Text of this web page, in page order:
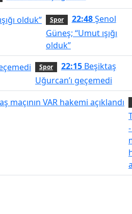
Spor 22:48Şenol
Güneş; “Umut ışığı
olduk”
Spor 22:15Beşiktaş
Uğurcan’ı geçemedi